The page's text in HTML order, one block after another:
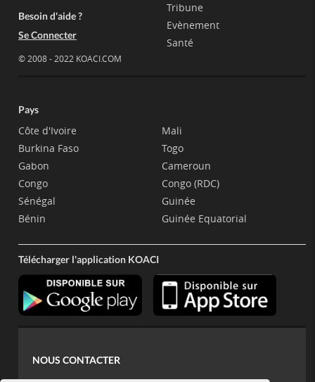
Besoin d'aide ?
Se Connecter
© 2008 - 2022 KOACI.COM
Tribune
Evènement
Santé
Pays
Côte d'Ivoire
Burkina Faso
Gabon
Congo
Sénégal
Bénin
Mali
Togo
Cameroun
Congo (RDC)
Guinée
Guinée Equatorial
Télécharger l'application KOACI
NOUS CONTACTER